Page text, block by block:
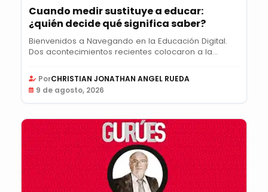
Cuando medir sustituye a educar:
¿quién decide qué significa saber?
Bienvenidos a Navegando en la Educación Digital.
Dos acontecimientos recientes colocaron a la...
PorCHRISTIAN JONATHAN ANGEL RUEDA
9 de agosto, 2026